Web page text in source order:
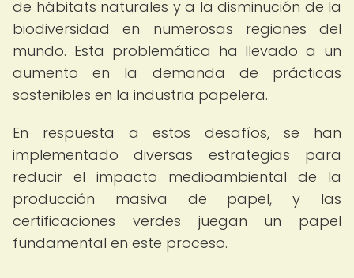
de hábitats naturales y a la disminución de la
biodiversidad en numerosas regiones del
mundo. Esta problemática ha llevado a un
aumento en la demanda de prácticas
sostenibles en la industria papelera.
En respuesta a estos desafíos, se han
implementado diversas estrategias para
reducir el impacto medioambiental de la
producción masiva de papel, y las
certificaciones verdes juegan un papel
fundamental en este proceso.